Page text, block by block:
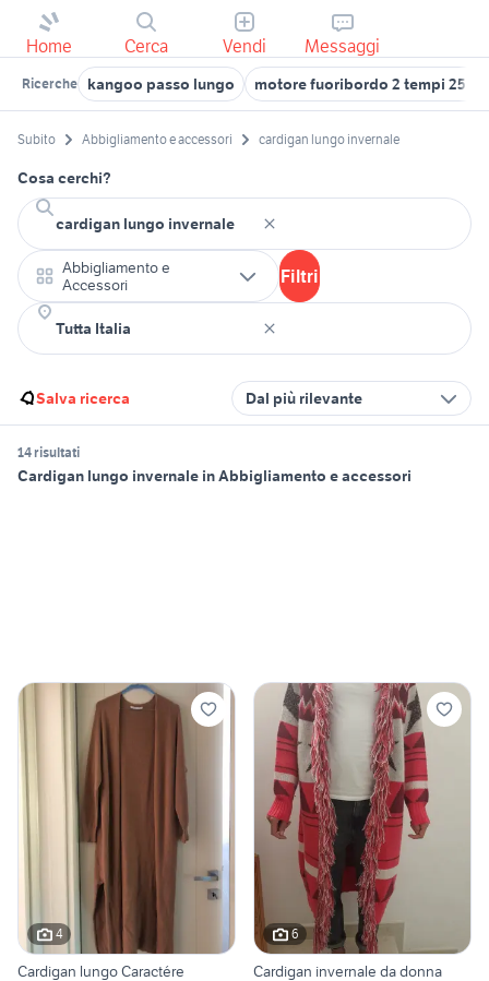
Home Cerca Vendi Messaggi
Ricerche kangoo passo lungo motore fuoribordo 2 tempi 25
Subito Abbigliamento e accessori cardigan lungo invernale
Cosa cerchi?
Abbigliamento e
Accessori
Filtri
Salva ricerca Dal più rilevante
14 risultati
Cardigan lungo invernale in Abbigliamento e accessori
4
Cardigan lungo Caractére
6
Cardigan invernale da donna